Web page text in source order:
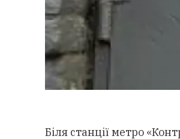
Біля станції метро